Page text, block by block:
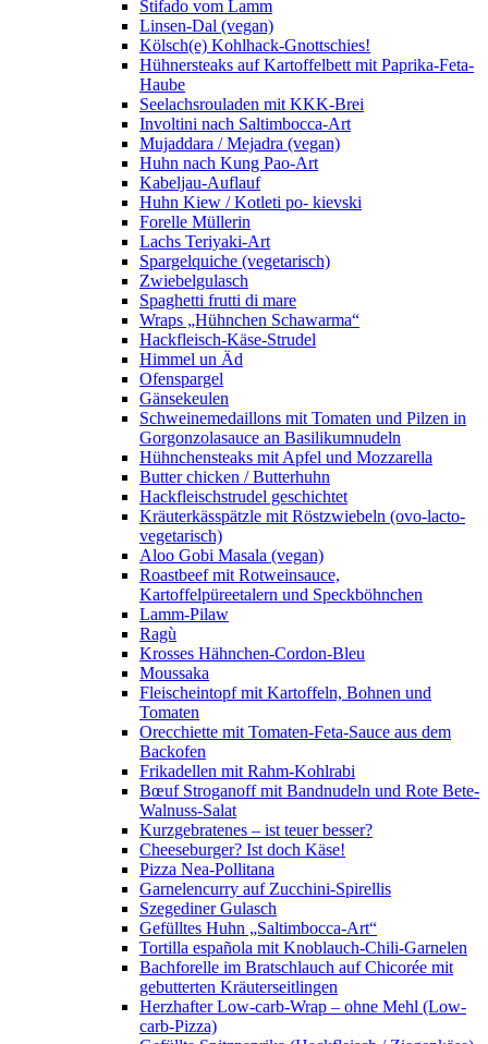
Stifado vom Lamm
Linsen-Dal (vegan)
Kölsch(e) Kohlhack-Gnottschies!
Hühnersteaks auf Kartoffelbett mit Paprika-Feta-
Haube
Seelachsrouladen mit KKK-Brei
Involtini nach Saltimbocca-Art
Mujaddara / Mejadra (vegan)
Huhn nach Kung Pao-Art
Kabeljau-Auflauf
Huhn Kiew / Kotleti po- kievski
Forelle Müllerin
Lachs Teriyaki-Art
Spargelquiche (vegetarisch)
Zwiebelgulasch
Spaghetti frutti di mare
Wraps „Hühnchen Schawarma“
Hackfleisch-Käse-Strudel
Himmel un Äd
Ofenspargel
Gänsekeulen
Schweinemedaillons mit Tomaten und Pilzen in
Gorgonzolasauce an Basilikumnudeln
Hühnchensteaks mit Apfel und Mozzarella
Butter chicken / Butterhuhn
Hackfleischstrudel geschichtet
Kräuterkässpätzle mit Röstzwiebeln (ovo-lacto-
vegetarisch)
Aloo Gobi Masala (vegan)
Roastbeef mit Rotweinsauce,
Kartoffelpüreetalern und Speckböhnchen
Lamm-Pilaw
Ragù
Krosses Hähnchen-Cordon-Bleu
Moussaka
Fleischeintopf mit Kartoffeln, Bohnen und
Tomaten
Orecchiette mit Tomaten-Feta-Sauce aus dem
Backofen
Frikadellen mit Rahm-Kohlrabi
Bœuf Stroganoff mit Bandnudeln und Rote Bete-
Walnuss-Salat
Kurzgebratenes – ist teuer besser?
Cheeseburger? Ist doch Käse!
Pizza Nea-Pollitana
Garnelencurry auf Zucchini-Spirellis
Szegediner Gulasch
Gefülltes Huhn „Saltimbocca-Art“
Tortilla española mit Knoblauch-Chili-Garnelen
Bachforelle im Bratschlauch auf Chicorée mit
gebutterten Kräuterseitlingen
Herzhafter Low-carb-Wrap – ohne Mehl (Low-
carb-Pizza)